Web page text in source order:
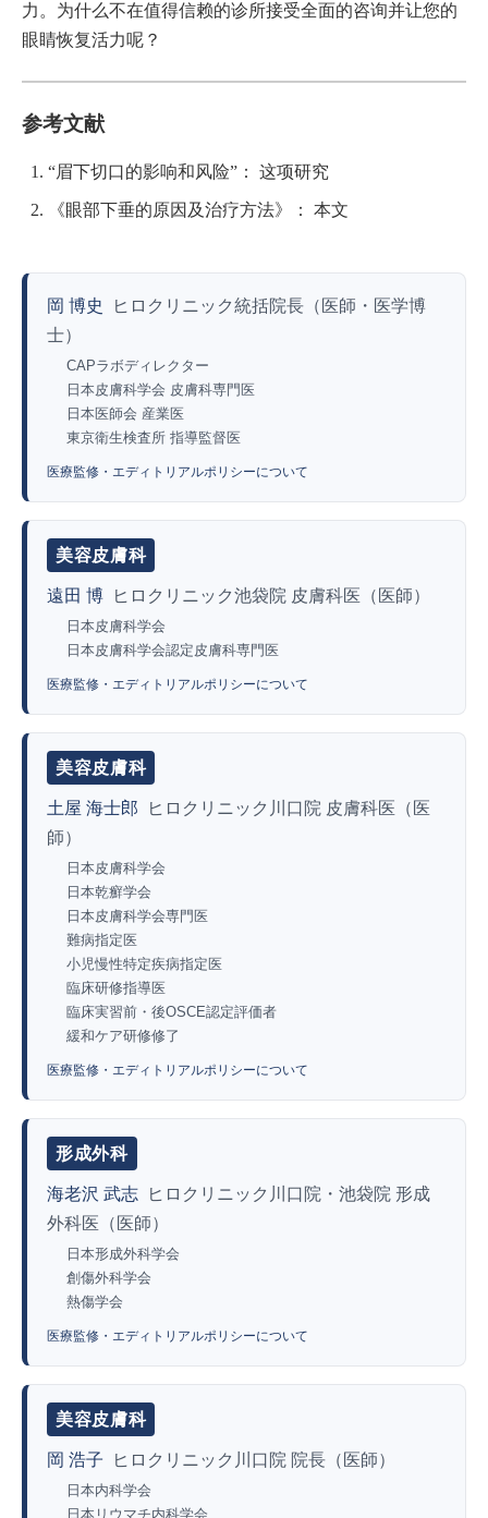
力。为什么不在值得信赖的诊所接受全面的咨询并让您的
眼睛恢复活力呢？
参考文献
“眉下切口的影响和风险”： 这项研究
《眼部下垂的原因及治疗方法》： 本文
岡 博史
ヒロクリニック統括院長（医師・医学博
士）
CAPラボディレクター
日本皮膚科学会 皮膚科専門医
日本医師会 産業医
東京衛生検査所 指導監督医
医療監修・エディトリアルポリシーについて
美容皮膚科
遠田 博 ヒロクリニック池袋院 皮膚科医（医師）
日本皮膚科学会
日本皮膚科学会認定皮膚科専門医
医療監修・エディトリアルポリシーについて
美容皮膚科
土屋 海士郎
ヒロクリニック川口院 皮膚科医（医
師）
日本皮膚科学会
日本乾癬学会
日本皮膚科学会専門医
難病指定医
小児慢性特定疾病指定医
臨床研修指導医
臨床実習前・後OSCE認定評価者
緩和ケア研修修了
医療監修・エディトリアルポリシーについて
形成外科
海老沢 武志
ヒロクリニック川口院・池袋院 形成
外科医（医師）
日本形成外科学会
創傷外科学会
熱傷学会
医療監修・エディトリアルポリシーについて
美容皮膚科
岡 浩子 ヒロクリニック川口院 院長（医師）
日本内科学会
日本リウマチ内科学会